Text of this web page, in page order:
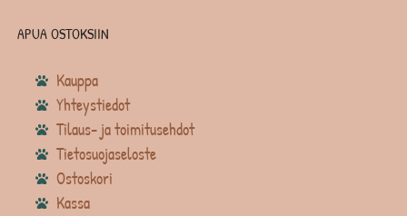
APUA OSTOKSIIN
Kauppa
Yhteystiedot
Tilaus- ja toimitusehdot
Tietosuojaseloste
Ostoskori
Kassa